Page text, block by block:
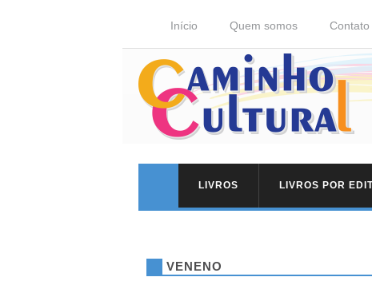
Início Quem somos Contato
LIVROS LIVROS POR
VENENO